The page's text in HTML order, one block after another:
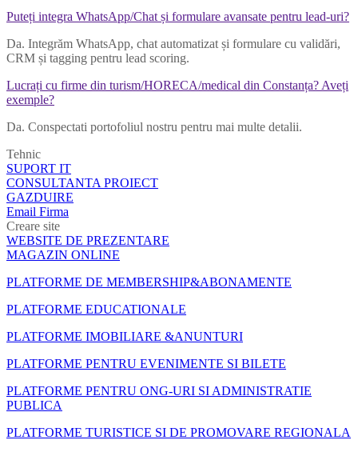
Puteți integra WhatsApp/Chat și formulare avansate pentru lead-uri?
Da. Integrăm WhatsApp, chat automatizat și formulare cu validări,
CRM și tagging pentru lead scoring.
Lucrați cu firme din turism/HORECA/medical din Constanța? Aveți
exemple?
Da. Conspectati portofoliul nostru pentru mai multe detalii.
Tehnic
SUPORT IT
CONSULTANTA PROIECT
GAZDUIRE
Email Firma
Creare site
WEBSITE DE PREZENTARE
MAGAZIN ONLINE
PLATFORME DE MEMBERSHIP&ABONAMENTE
PLATFORME EDUCATIONALE
PLATFORME IMOBILIARE &ANUNTURI
PLATFORME PENTRU EVENIMENTE SI BILETE
PLATFORME PENTRU ONG-URI SI ADMINISTRATIE
PUBLICA
PLATFORME TURISTICE SI DE PROMOVARE REGIONALA